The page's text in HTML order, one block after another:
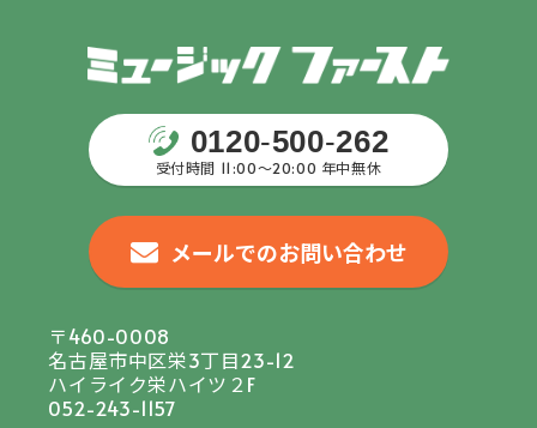
0120-500-262
受付時間 11:00〜20:00 年中無休
メールでのお問い合わせ
〒460-0008
名古屋市中区栄3丁目23-12
ハイライク栄ハイツ２F
052-243-1157